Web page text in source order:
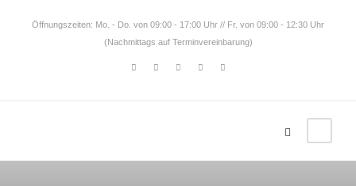
Öffnungszeiten: Mo. - Do. von 09:00 - 17:00 Uhr // Fr. von 09:00 - 12:30 Uhr
(Nachmittags auf Terminvereinbarung)